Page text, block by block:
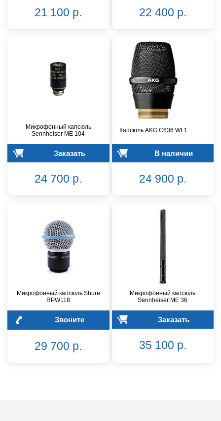
21 100 р. 22 400 р.
Микрофонный капсюль
Sennheiser ME 104
Заказать
24 700 р.
Капсюль AKG C636 WL1
В наличии
24 900 р.
Микрофонный капсюль Shure
RPW118
Звоните
29 700 р.
Микрофонный капсюль
Sennheiser ME 36
Заказать
35 100 р.